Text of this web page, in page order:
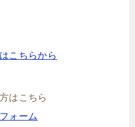
こちらから
はこちら
ォーム